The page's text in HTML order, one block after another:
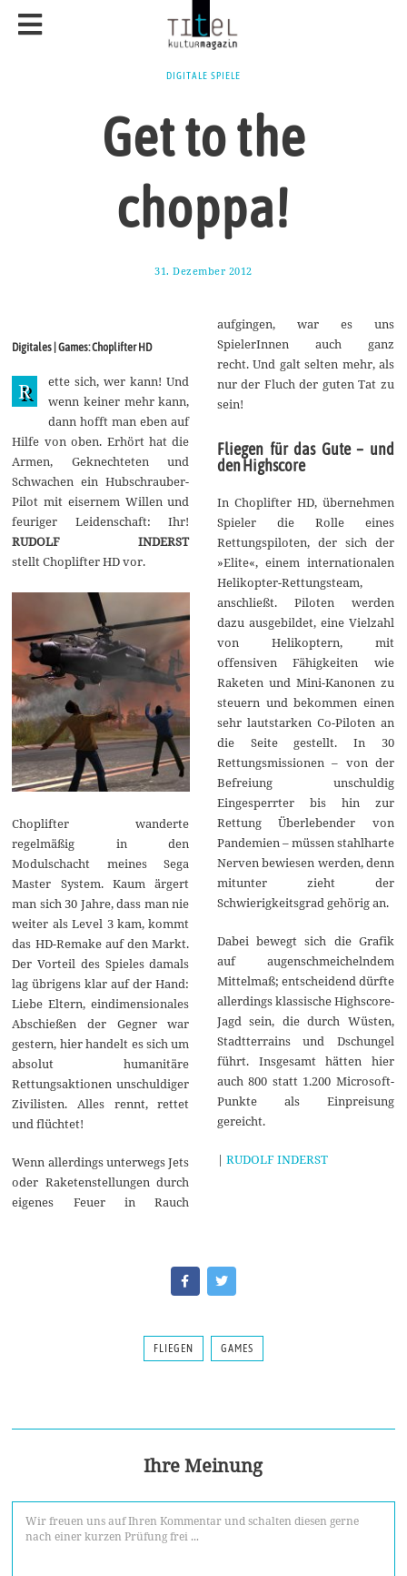
DIGITALE SPIELE
Get to the
choppa!
31. Dezember 2012
e
p
t
e
m
b
0
1
7
Digitales | Games: Choplifter HD
R
ette sich, wer kann! Und
wenn keiner mehr kann,
dann hofft man eben auf
Hilfe von oben. Erhört hat die
Armen, Geknechteten und
Schwachen ein Hubschrauber-
Pilot mit eisernem Willen und
feuriger Leidenschaft: Ihr!
RUDOLF INDERST
stellt Choplifter HD vor.
Choplifter wanderte
regelmäßig in den
Modulschacht meines Sega
Master System. Kaum ärgert
man sich 30 Jahre, dass man nie
weiter als Level 3 kam, kommt
das HD-Remake auf den Markt.
Der Vorteil des Spieles damals
lag übrigens klar auf der Hand:
Liebe Eltern, eindimensionales
Abschießen der Gegner war
gestern, hier handelt es sich um
absolut humanitäre
Rettungsaktionen unschuldiger
Zivilisten. Alles rennt, rettet
und flüchtet!
Wenn allerdings unterwegs Jets
oder Raketenstellungen durch
eigenes Feuer in Rauch
aufgingen, war es uns
SpielerInnen auch ganz
recht. Und galt selten mehr, als
nur der Fluch der guten Tat zu
sein!
Fliegen für das Gute – und
den Highscore
In Choplifter HD, übernehmen
Spieler die Rolle eines
Rettungspiloten, der sich der
»Elite«, einem internationalen
Helikopter-Rettungsteam,
anschließt. Piloten werden
dazu ausgebildet, eine Vielzahl
von Helikoptern, mit
offensiven Fähigkeiten wie
Raketen und Mini-Kanonen zu
steuern und bekommen einen
sehr lautstarken Co-Piloten an
die Seite gestellt. In 30
Rettungsmissionen – von der
Befreiung unschuldig
Eingesperrter bis hin zur
Rettung Überlebender von
Pandemien – müssen stahlharte
Nerven bewiesen werden, denn
mitunter zieht der
Schwierigkeitsgrad gehörig an.
Dabei bewegt sich die Grafik
auf augenschmeichelndem
Mittelmaß; entscheidend dürfte
allerdings klassische Highscore-
Jagd sein, die durch Wüsten,
Stadtterrains und Dschungel
führt. Insgesamt hätten hier
auch 800 statt 1.200 Microsoft-
Punkte als Einpreisung
gereicht.
| RUDOLF INDERST
FLIEGEN GAMES
Ihre Meinung